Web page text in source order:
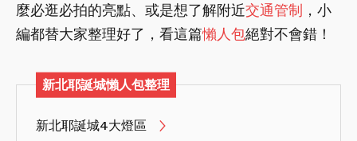
麼必逛必拍的亮點、或是想了解附近交通管制
，小
編都替大家整理好了，看這篇懶人包絕對不會錯！
新北耶誕城懶人包整理
新北耶誕城4大燈區